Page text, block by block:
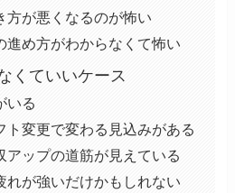
方が悪くなるのが怖い
進め方がわからなくて怖い
くていいケース
いる
ト変更で変わる見込みがある
アップの道筋が見えている
れが強いだけかもしれない